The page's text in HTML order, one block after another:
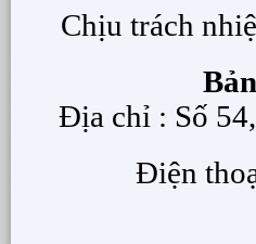
Chịu trách
Địa chỉ : Số
Điện